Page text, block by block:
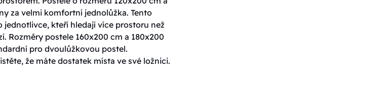
za velmi komfortní jednolůžka. Tento
jednotlivce, kteří hledají více prostoru než
Rozměry postele 160x200 cm a 180x200
pro dvoulůžkovou postel.
že máte dostatek místa ve své ložnici.